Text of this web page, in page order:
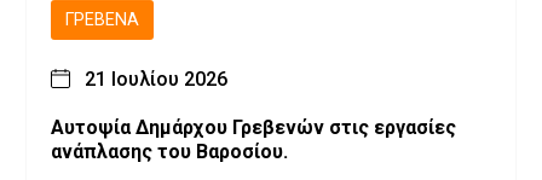
ΓΡΕΒΕΝΆ
21 Ιουλίου 2026
Αυτοψία Δημάρχου Γρεβενών στις εργασίες
ανάπλασης του Βαροσίου.